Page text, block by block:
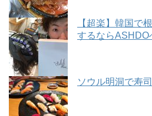
【超楽】韓国で
するならASHDO
ソウル明洞で寿